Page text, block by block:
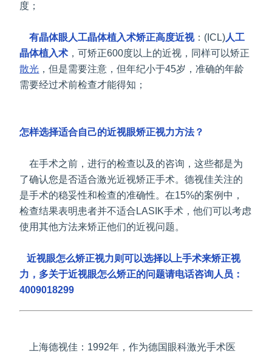
度；
有晶体眼人工晶体植入术矫正高度近视：(ICL)人工
晶体植入术 ，可矫正600度以上的近视，同样可以矫正
散光 ，但是需要注意，但年纪小于45岁，准确的年龄
需要经过术前检查才能得知；
怎样选择适合自己的近视眼矫正视力方法？
在手术之前，进行的检查以及的咨询，这些都是为
了确认您是否适合激光近视矫正手术。德视佳关注的
是手术的稳妥性和检查的准确性。在15%的案例中，
检查结果表明患者并不适合LASIK手术，他们可以考虑
使用其他方法来矫正他们的近视问题。
近视眼怎么矫正视力则可以选择以上手术来矫正视
力，多关于近视眼怎么矫正的问题请电话咨询人员：
4009018299
上海德视佳：1992年，作为德国眼科激光手术医